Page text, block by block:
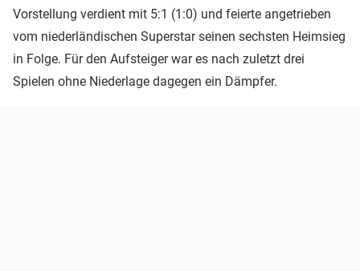
Vorstellung verdient mit 5:1 (1:0) und feierte angetrieben
vom niederländischen Superstar seinen sechsten Heimsieg
in Folge. Für den Aufsteiger war es nach zuletzt drei
Spielen ohne Niederlage dagegen ein Dämpfer.